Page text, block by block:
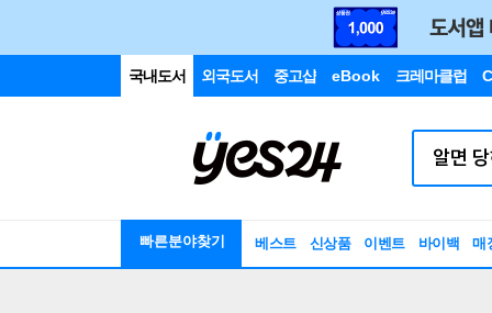
국내도서 외국도서 중고샵 eBook 크레마클럽
빠른분야찾기 베스트 신상품 이벤트 바이백 매